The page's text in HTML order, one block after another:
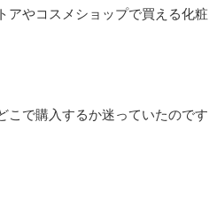
アやコスメショップで買える化粧
こで購入するか迷っていたのです